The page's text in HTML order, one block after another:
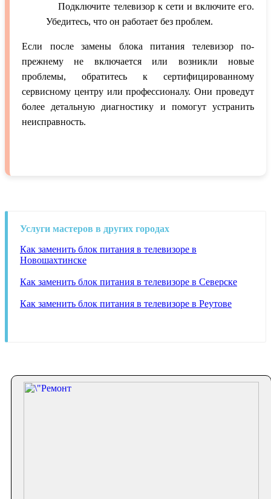
Подключите телевизор к сети и включите его.
Убедитесь, что он работает без проблем.
Если после замены блока питания телевизор по-
прежнему не включается или возникли новые
проблемы, обратитесь к сертифицированному
сервисному центру или профессионалу. Они проведут
более детальную диагностику и помогут устранить
неисправность.
Услуги мастеров в других городах
Как заменить блок питания в телевизоре в
Новошахтинске
Как заменить блок питания в телевизоре в Северске
Как заменить блок питания в телевизоре в Реутове